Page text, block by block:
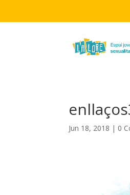
Jun 18, 2018 | 0